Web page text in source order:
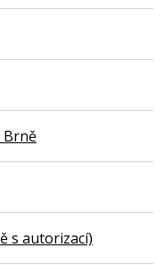
Brně
s autorizací)